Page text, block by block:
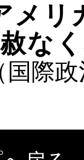
メ
な
際